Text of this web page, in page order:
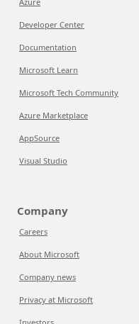
Developer Center
Documentation
Microsoft Learn
Microsoft Tech Community
Azure Marketplace
AppSource
Visual Studio
Company
Careers
About Microsoft
Company news
Privacy at Microsoft